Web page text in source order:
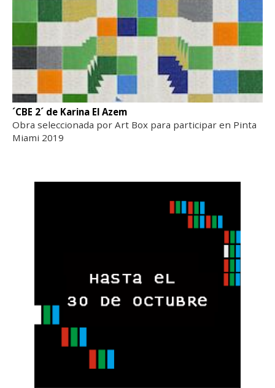
´CBE 2´ de Karina El Azem
Obra seleccionada por Art Box para participar en Pinta
Miami 2019